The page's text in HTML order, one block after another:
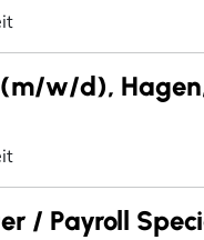
w/d),
/ Payroll